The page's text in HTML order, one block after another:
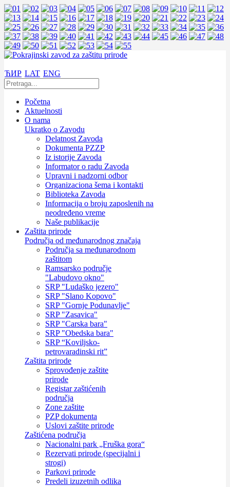
ЋИР LAT ENG
Početna
Aktuelnosti
O nama
Ukratko o Zavodu
Delatnost Zavoda
Dokumenta PZZP
Iz istorije Zavoda
Informator o radu Zavoda
Upravni i nadzorni odbor
Organizaciona šema i kontakti
Biblioteka Zavoda
Informacija o broju zaposlenih na
neodređeno vreme
Naše publikacije
Zaštita prirode
Područja od međunarodnog značaja
Područja sa međunarodnom
zaštitom
Ramsarsko područje
"Labudovo okno"
SRP "Ludaško jezero"
SRP "Slano Kopovo"
SRP "Gornje Podunavlje"
SRP "Zasavica"
SRP "Carska bara"
SRP "Obedska bara"
SRP “Koviljsko-
petrovaradinski rit”
Zaštita prirode
Sprovođenje zaštite
prirode
Registar zaštićenih
područja
Zone zaštite
PZP dokumenta
Uslovi zaštite prirode
Zaštićena područja
Nacionalni park „Fruška gora“
Rezervati prirode (specijalni i
strogi)
Parkovi prirode
Predeli izuzetnih odlika